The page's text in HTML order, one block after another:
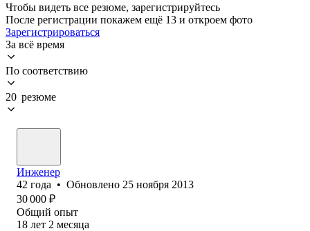
Чтобы видеть все резюме, зарегистрируйтесь
После регистрации покажем ещё 13 и откроем фото
Зарегистрироваться
За всё время
По соответствию
20 резюме
Инженер
42 года • Обновлено 25 ноября 2013
30 000 ₽
Общий опыт
18 лет 2 месяца